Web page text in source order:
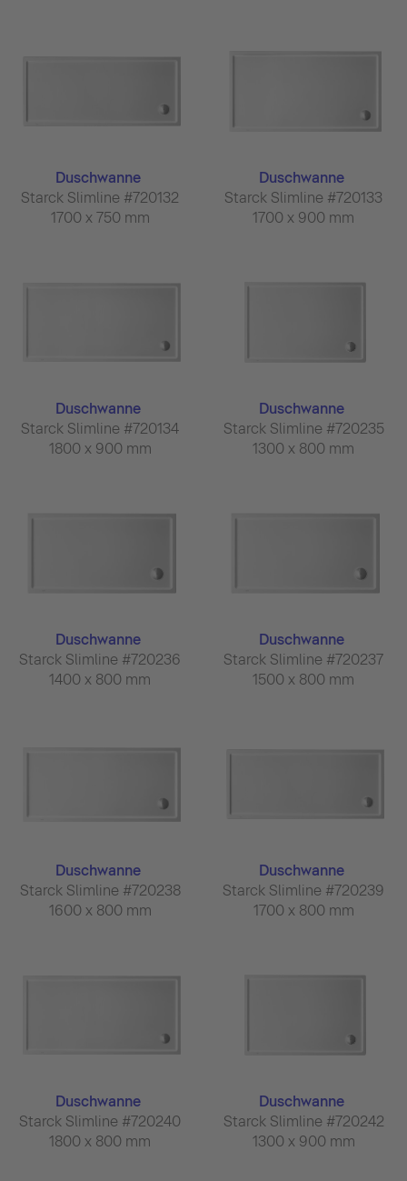
Duschwanne
Starck Slimline #720132
1700 x 750 mm
Duschwanne
Starck Slimline #720133
1700 x 900 mm
Duschwanne
Starck Slimline #720134
1800 x 900 mm
Duschwanne
Starck Slimline #720235
1300 x 800 mm
Duschwanne
Starck Slimline #720236
1400 x 800 mm
Duschwanne
Starck Slimline #720237
1500 x 800 mm
Duschwanne
Starck Slimline #720238
1600 x 800 mm
Duschwanne
Starck Slimline #720239
1700 x 800 mm
Duschwanne
Starck Slimline #720240
1800 x 800 mm
Duschwanne
Starck Slimline #720242
1300 x 900 mm